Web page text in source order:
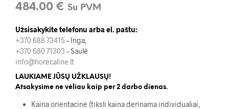
484.00 € Su PVM
Užsisakykite telefonu arba el. paštu:
+370 688 73415 – Inga,
+370 680 71303 – Saulė
info@horecaline.lt
LAUKIAME JŪSŲ UŽKLAUSŲ!
Atsakysime ne vėliau kaip per 2 darbo dienas.
Kaina orientacinė (tiksli kaina derinama individualiai,